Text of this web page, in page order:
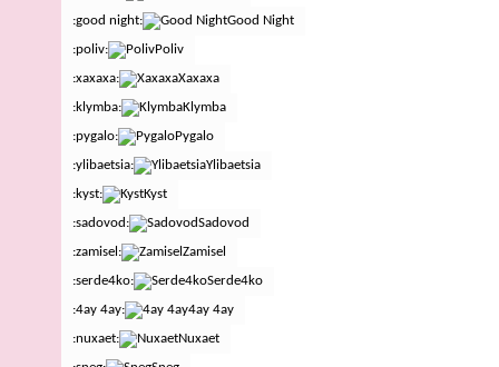
:good night:
Good Night
:poliv:
Poliv
:xaxaxa:
Xaxaxa
:klymba:
Klymba
:pygalo:
Pygalo
:ylibaetsia:
Ylibaetsia
:kyst:
Kyst
:sadovod:
Sadovod
:zamisel:
Zamisel
:serde4ko:
Serde4ko
:4ay 4ay:
4ay 4ay
:nuxaet:
Nuxaet